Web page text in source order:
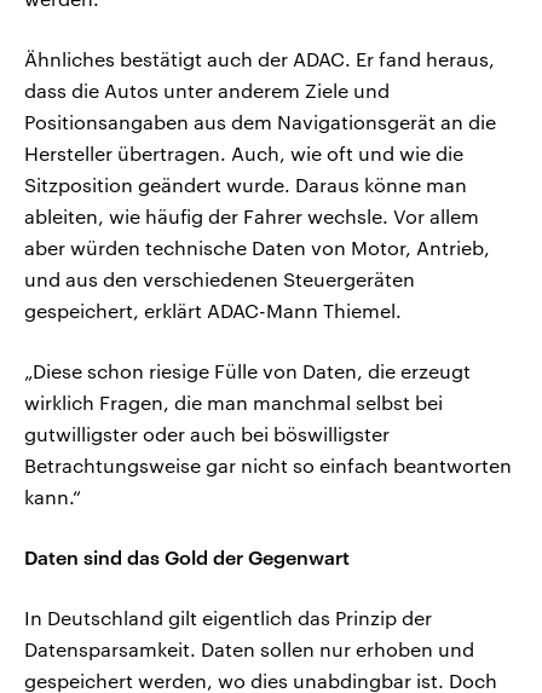
Ähnliches bestätigt auch der ADAC. Er fand heraus,
dass die Autos unter anderem Ziele und
Positionsangaben aus dem Navigationsgerät an die
Hersteller übertragen. Auch, wie oft und wie die
Sitzposition geändert wurde. Daraus könne man
ableiten, wie häufig der Fahrer wechsle. Vor allem
aber würden technische Daten von Motor, Antrieb,
und aus den verschiedenen Steuergeräten
gespeichert, erklärt ADAC-Mann Thiemel.
„Diese schon riesige Fülle von Daten, die erzeugt
wirklich Fragen, die man manchmal selbst bei
gutwilligster oder auch bei böswilligster
Betrachtungsweise gar nicht so einfach beantworten
kann.“
Daten sind das Gold der Gegenwart
In Deutschland gilt eigentlich das Prinzip der
Datensparsamkeit. Daten sollen nur erhoben und
gespeichert werden, wo dies unabdingbar ist. Doch